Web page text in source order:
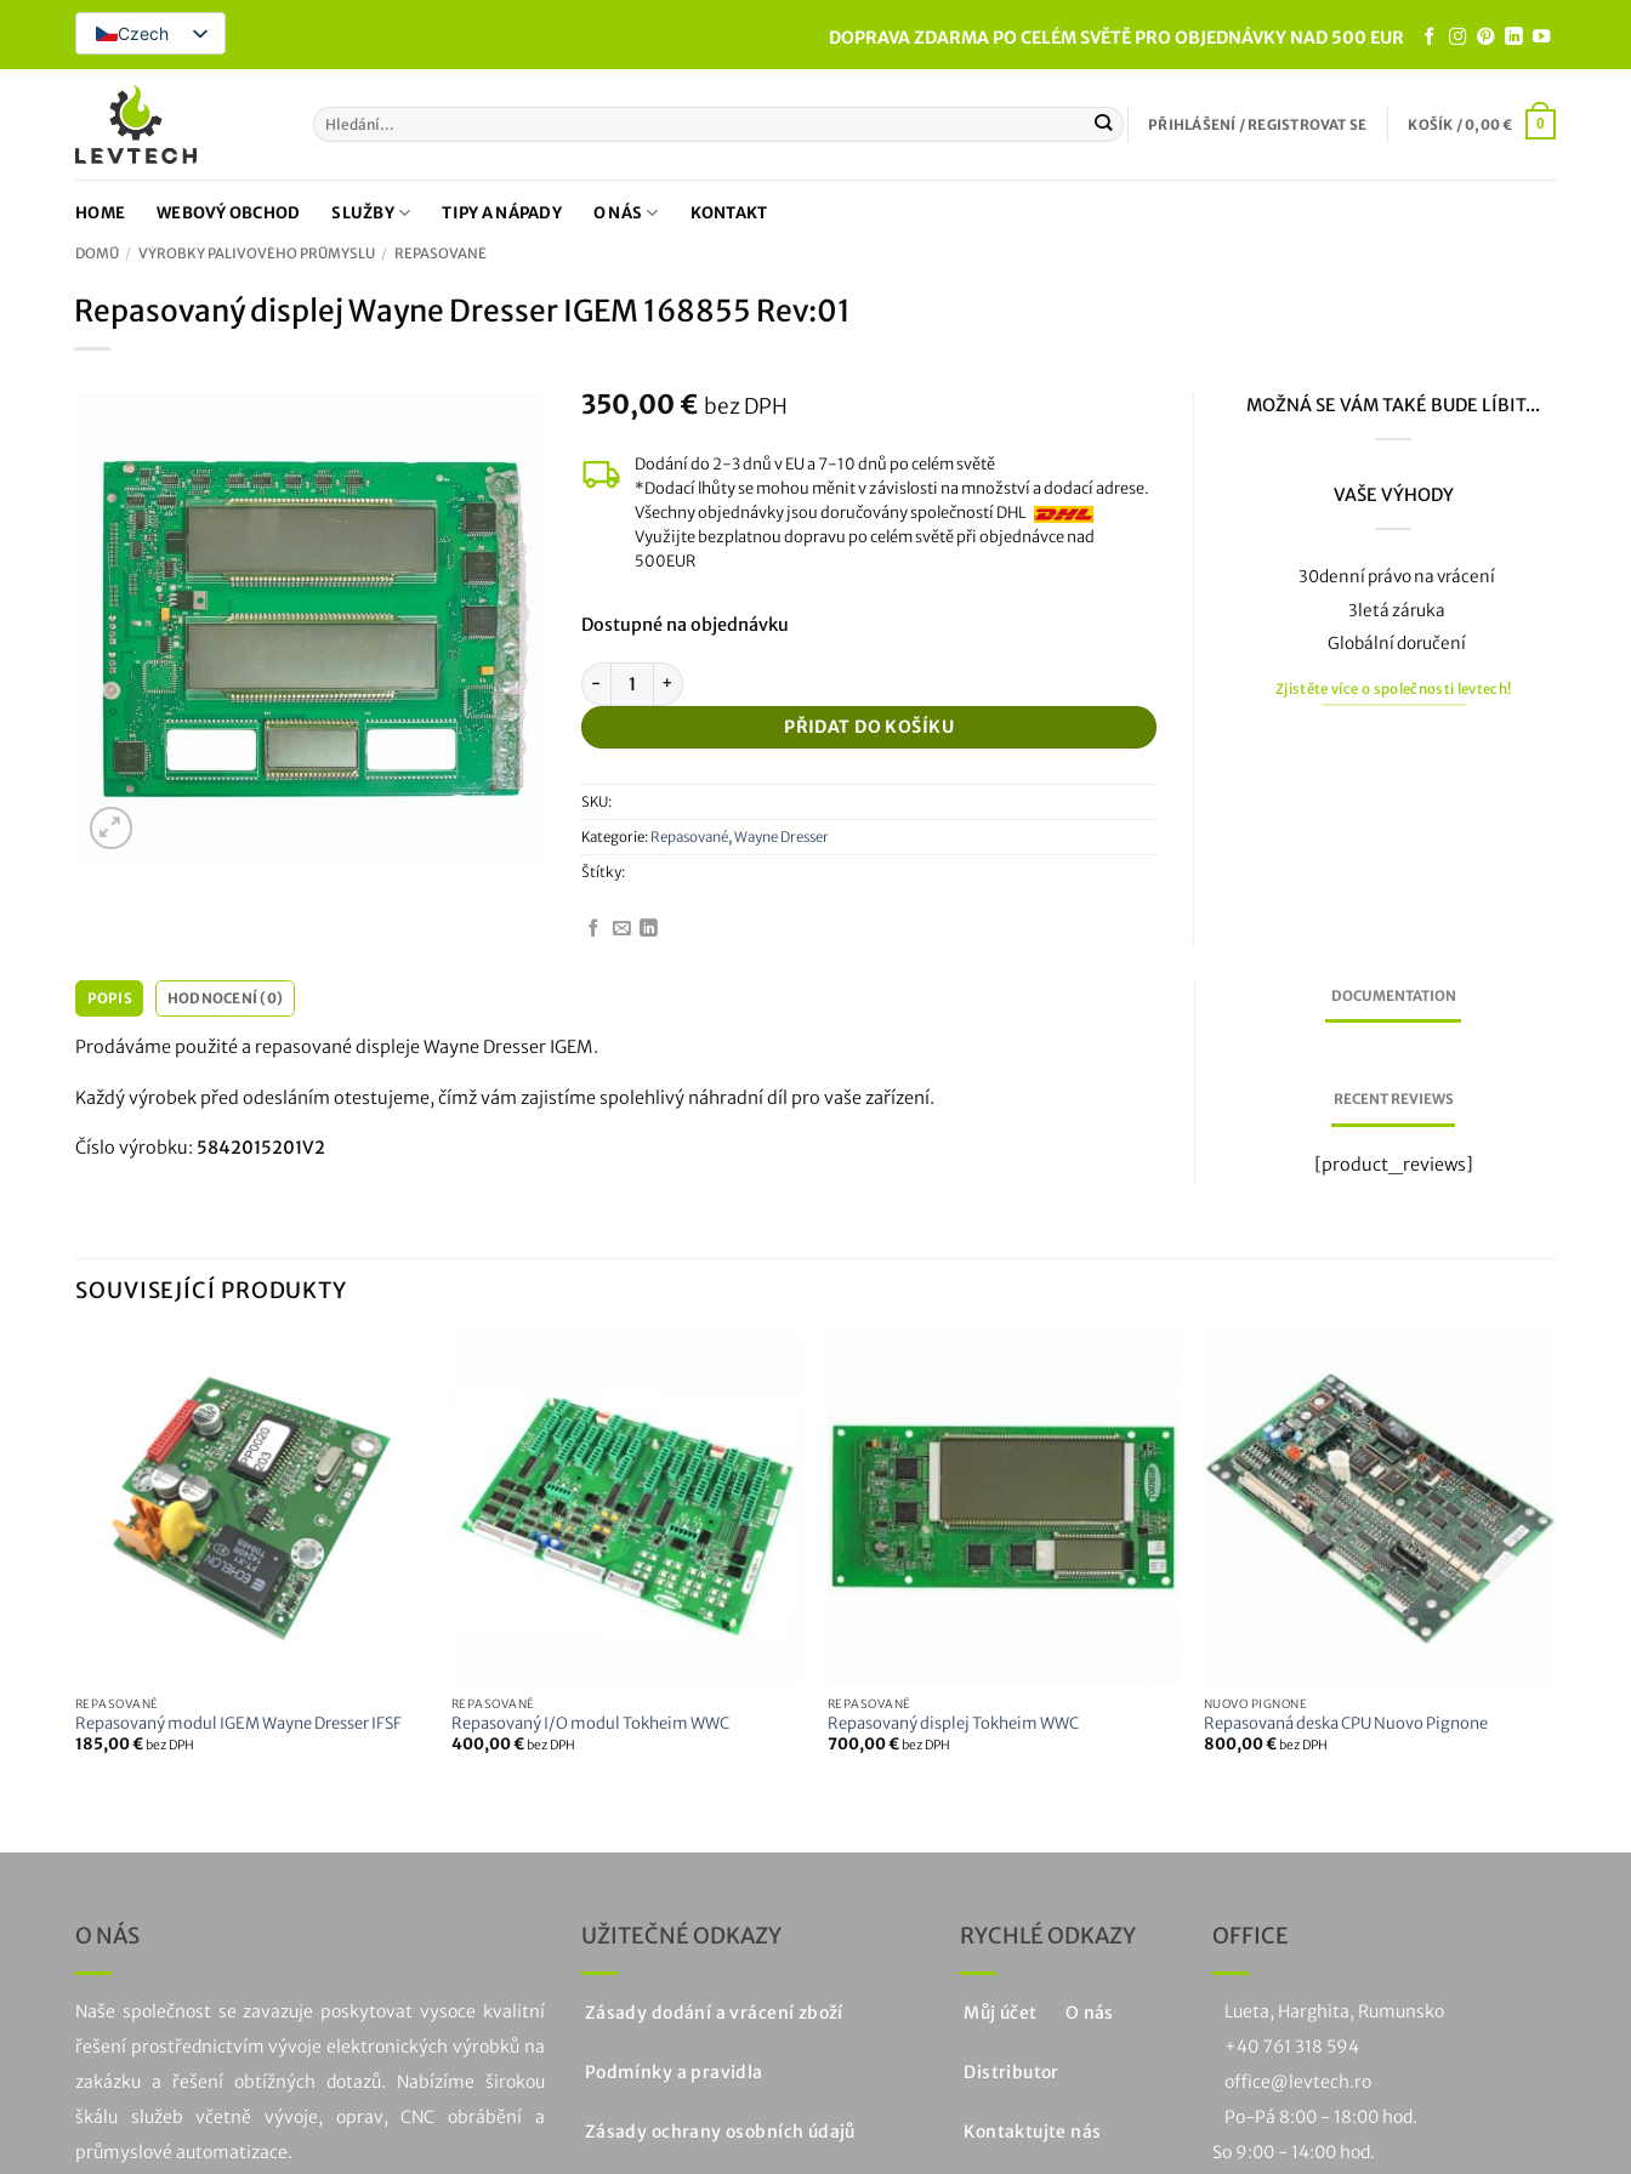
Přeskočit
obsah
Czech DOPRAVA ZDARMA PO CELÉM SVĚTĚ PRO OBJEDNÁVKY NAD 500 EUR
Hledat:
PŘIHLÁŠENÍ / REGISTROVAT SE KOŠÍK /0,00€ 0
HOME WEBOVÝ OBCHOD SLUŽBY TIPY A NÁPADY O NÁS KONTAKT
DOMŮ / VÝROBKY PALIVOVÉHO PRŮMYSLU / REPASOVANÉ
Repasovaný displej Wayne Dresser IGEM 168855 Rev:01
350,00 € bez DPH
Dodání do 2-3 dnů v EU a 7-10 dnů po celém světě
*Dodací lhůty se mohou měnit v závislosti na množství a dodací adrese.
Všechny objednávky jsou doručovány společností DHL
Využijte bezplatnou dopravu po celém světě při objednávce nad
500EUR
Dostupné na objednávku
Repasovaný Wayne Dresser IGEM Display 168855 Rev:01 množství
PŘIDAT DO KOŠÍKU
SKU:
Kategorie: Repasované, Wayne Dresser
Štítky:
MOŽNÁ SE VÁM TAKÉ BUDE LÍBIT...
VAŠE VÝHODY
30denní právo na vrácení
3letá záruka
Globální doručení
Zjistěte více o společnosti levtech!
POPIS HODNOCENÍ (0)
Prodáváme použité a repasované displeje Wayne Dresser IGEM.
Každý výrobek před odesláním otestujeme, čímž vám zajistíme spolehlivý náhradní díl pro vaše zařízení.
Číslo výrobku: 5842015201V2
DOCUMENTATION
RECENT REVIEWS
[product_reviews]
SOUVISEJÍCÍ PRODUKTY
REPASOVANÉ
Repasovaný modul IGEM Wayne Dresser IFSF
185,00€ bez DPH
REPASOVANÉ
Repasovaný I/O modul Tokheim WWC
400,00€ bez DPH
REPASOVANÉ
Repasovaný displej Tokheim WWC
700,00€ bez DPH
NUOVO PIGNONE
Repasovaná deska CPU Nuovo Pignone
800,00€ bez DPH
O NÁS
Naše společnost se zavazuje poskytovat vysoce kvalitní
řešení prostřednictvím vývoje elektronických výrobků na
zakázku a řešení obtížných dotazů. Nabízíme širokou
škálu služeb včetně vývoje, oprav, CNC obrábění a
průmyslové automatizace.
UŽITEČNÉ ODKAZY
Zásady dodání a vrácení zboží
Podmínky a pravidla
Zásady ochrany osobních údajů
RYCHLÉ ODKAZY
Můj účet O nás
Distributor
Kontaktujte nás
OFFICE
Lueta, Harghita, Rumunsko
+40 761 318 594
office@levtech.ro
Po-Pá 8:00 - 18:00 hod.
So 9:00 - 14:00 hod.